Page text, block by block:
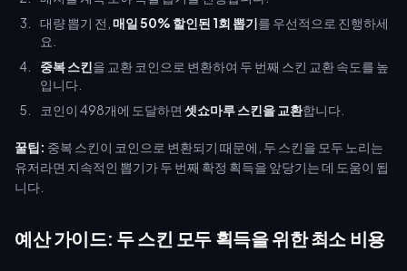
대량 뽑기 전, 매일 50% 할인된 1회 뽑기를 우선적으로 진행하세
요.
중복 스킨을 교환 코인으로 변환하여 두 번째 스킨 교환 속도를 높
입니다.
코인이 498개에 도달하면 셋쇼마루 스킨을 교환합니다.
꿀팁: 중복 스킨이 코인으로 변환되기 때문에, 두 스킨을 모두 노리는
유저라면 지속적인 뽑기가 두 번째 확정 획득을 앞당기는 데 도움이 됩
니다.
예산 가이드: 두 스킨 모두 획득을 위한 최소 비용